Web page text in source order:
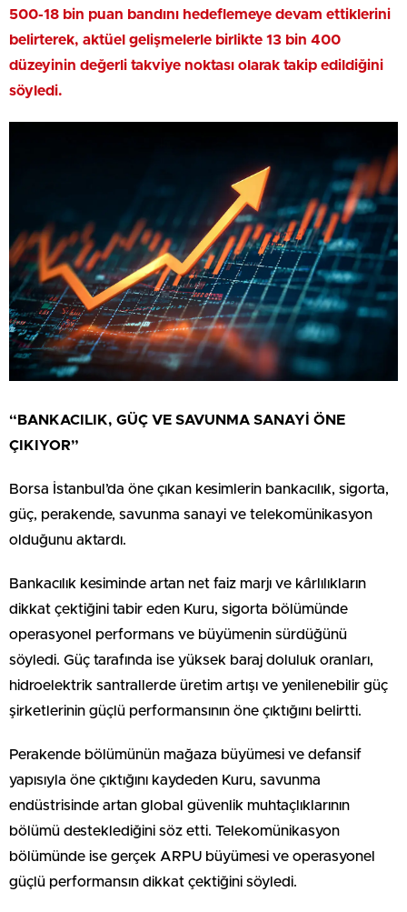
500-18 bin puan bandını hedeflemeye devam ettiklerini
belirterek, aktüel gelişmelerle birlikte 13 bin 400
düzeyinin değerli takviye noktası olarak takip edildiğini
söyledi.
“BANKACILIK, GÜÇ VE SAVUNMA SANAYİ ÖNE
ÇIKIYOR”
Borsa İstanbul’da öne çıkan kesimlerin bankacılık, sigorta,
güç, perakende, savunma sanayi ve telekomünikasyon
olduğunu aktardı.
Bankacılık kesiminde artan net faiz marjı ve kârlılıkların
dikkat çektiğini tabir eden Kuru, sigorta bölümünde
operasyonel performans ve büyümenin sürdüğünü
söyledi. Güç tarafında ise yüksek baraj doluluk oranları,
hidroelektrik santrallerde üretim artışı ve yenilenebilir güç
şirketlerinin güçlü performansının öne çıktığını belirtti.
Perakende bölümünün mağaza büyümesi ve defansif
yapısıyla öne çıktığını kaydeden Kuru, savunma
endüstrisinde artan global güvenlik muhtaçlıklarının
bölümü desteklediğini söz etti. Telekomünikasyon
bölümünde ise gerçek ARPU büyümesi ve operasyonel
güçlü performansın dikkat çektiğini söyledi.